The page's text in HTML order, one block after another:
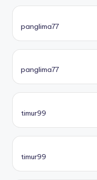
panglima77
panglima77
timur99
timur99